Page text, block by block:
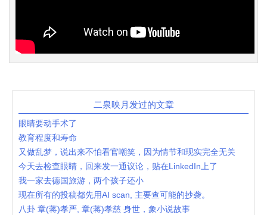
二泉映月发过的文章
眼睛要动手术了
教育程度和寿命
又做乱梦，说出来不怕看官嘲笑，因为情节和现实完全无关
今天去检查眼睛，回来发一通议论，贴在LinkedIn上了
我一家去德国旅游，两个孩子还小
现在所有的投稿都先用AI scan, 主要查可能的抄袭。
八卦 章(蒋)孝严, 章(蒋)孝慈 身世，象小说故事